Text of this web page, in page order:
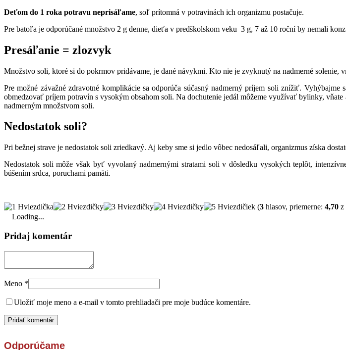
Deťom do 1 roka potravu neprisáľame, soľ prítomná v potravinách ich organizmu postačuje.
Pre batoľa je odporúčané množstvo 2 g denne, dieťa v predškolskom veku 3 g, 7 až 10 roční by nemali
Presáľanie = zlozvyk
Množstvo soli, ktoré si do pokrmov pridávame, je dané návykmi. Kto nie je zvyknutý na nadmerné solenie,
Pre možné závažné zdravotné komplikácie sa odporúča súčasný nadmerný príjem soli znížiť.
obmedzovať príjem potravín s vysokým obsahom soli. Na dochutenie jedál môžeme využívať bylinky,
nadmerným množstvom soli.
Nedostatok soli?
Pri bežnej strave je nedostatok soli zriedkavý. Aj keby sme si jedlo vôbec nedosáľali, organizmus získa
Nedostatok soli môže však byť vyvolaný nadmernými stratami soli v dôsledku vysokých teplôt,
búšením srdca, poruchami pamäti.
(3 hlasov, priemerne: 4,70 z
Loading...
Pridaj komentár
Meno *
Uložiť moje meno a e-mail v tomto prehliadači pre moje budúce komentáre.
Odporúčame